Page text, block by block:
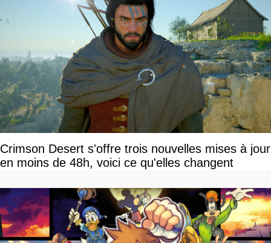
Crimson Desert s'offre trois nouvelles mises à jour
en moins de 48h, voici ce qu'elles changent